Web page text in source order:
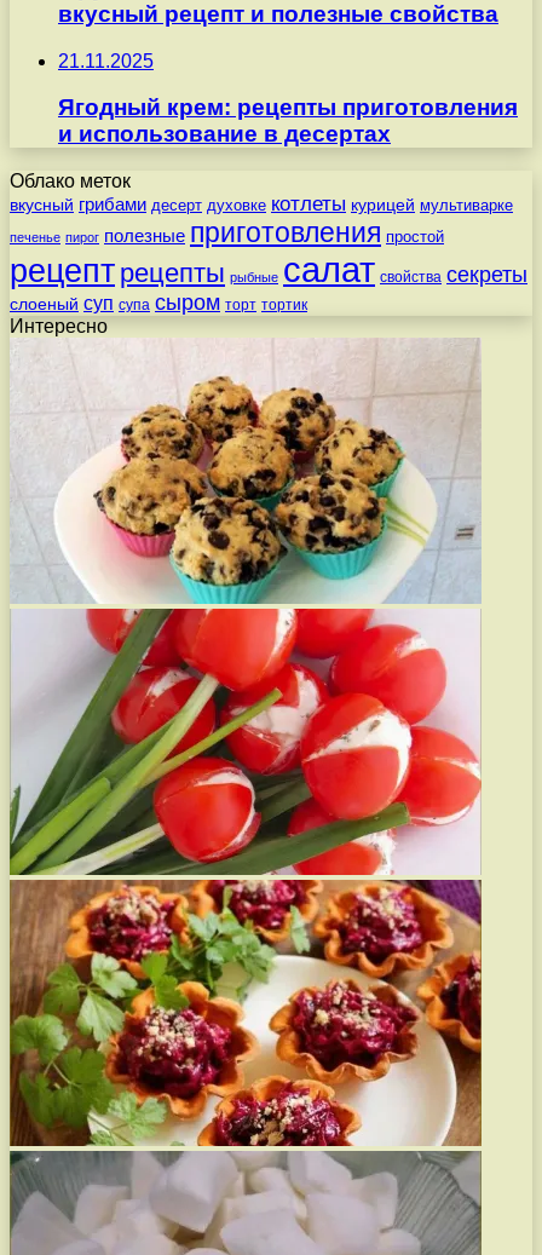
вкусный рецепт и полезные свойства
21.11.2025
Ягодный крем: рецепты приготовления
и использование в десертах
Облако меток
вкусный грибами десерт духовке котлеты курицей мультиварке
печенье пирог полезные приготовления простой
рецепт рецепты рыбные салат свойства секреты
слоеный суп супа сыром торт тортик
Интересно